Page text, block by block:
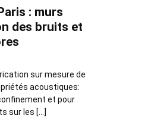
: murs
des bruits et
sur mesure de
acoustiques:
et pour
sur les […]